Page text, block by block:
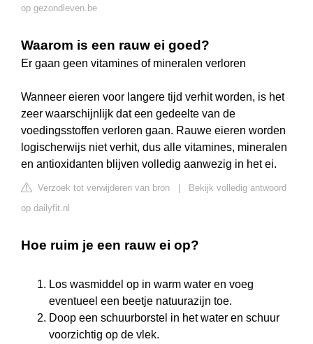
op gezondleven.be
Waarom is een rauw ei goed?
Er gaan geen vitamines of mineralen verloren
Wanneer eieren voor langere tijd verhit worden, is het
zeer waarschijnlijk dat een gedeelte van de
voedingsstoffen verloren gaan. Rauwe eieren worden
logischerwijs niet verhit, dus alle vitamines, mineralen
en antioxidanten blijven volledig aanwezig in het ei.
Verzoek tot verwijderen van bron
Bekijk volledig antwoord
op dailyfit.nl
Hoe ruim je een rauw ei op?
Los wasmiddel op in warm water en voeg
eventueel een beetje natuurazijn toe.
Doop een schuurborstel in het water en schuur
voorzichtig op de vlek.